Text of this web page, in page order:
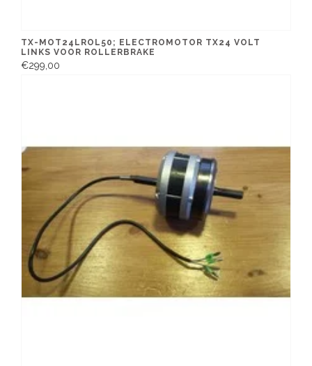
TX-MOT24LROL50; ELECTROMOTOR TX24 VOLT
LINKS VOOR ROLLERBRAKE
€299,00